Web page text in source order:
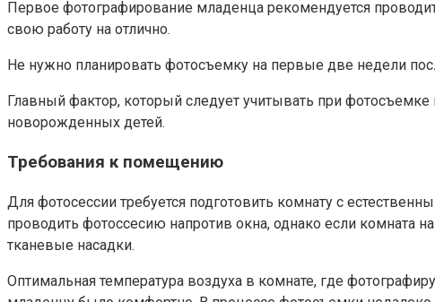
Первое фотографирование младенца рекомендуется
свою работу на отлично.
Не нужно планировать фотосъемку на первые две недели
Главный фактор, который следует учитывать при
новорожденных детей.
Требования к помещению
Для фотосессии требуется подготовить комнату с
проводить фотоссесию напротив окна, однако если комната
тканевые насадки.
Оптимальная температура воздуха в комнате, где